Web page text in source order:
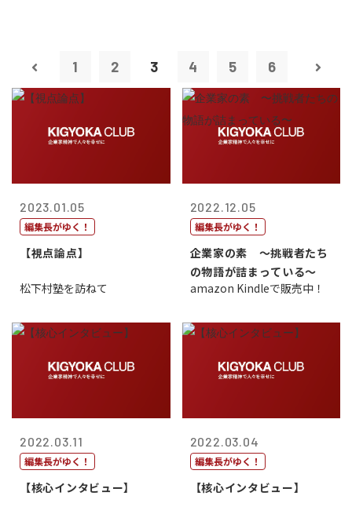
1 2 3 4 5 6
2023.01.05
編集長がゆく！
【視点論点】
松下村塾を訪ねて
2022.12.05
編集長がゆく！
企業家の素 〜挑戦者たち
の物語が詰まっている〜
amazon Kindleで販売中！
2022.03.11
編集長がゆく！
【核心インタビュー】
2022.03.04
編集長がゆく！
【核心インタビュー】